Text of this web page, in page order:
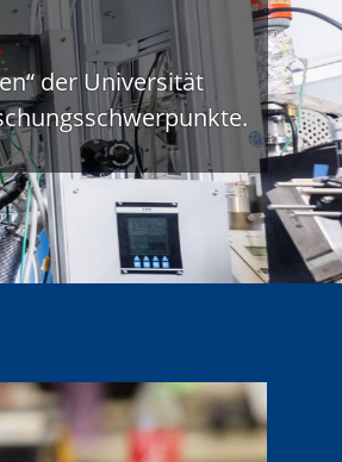
der Universität